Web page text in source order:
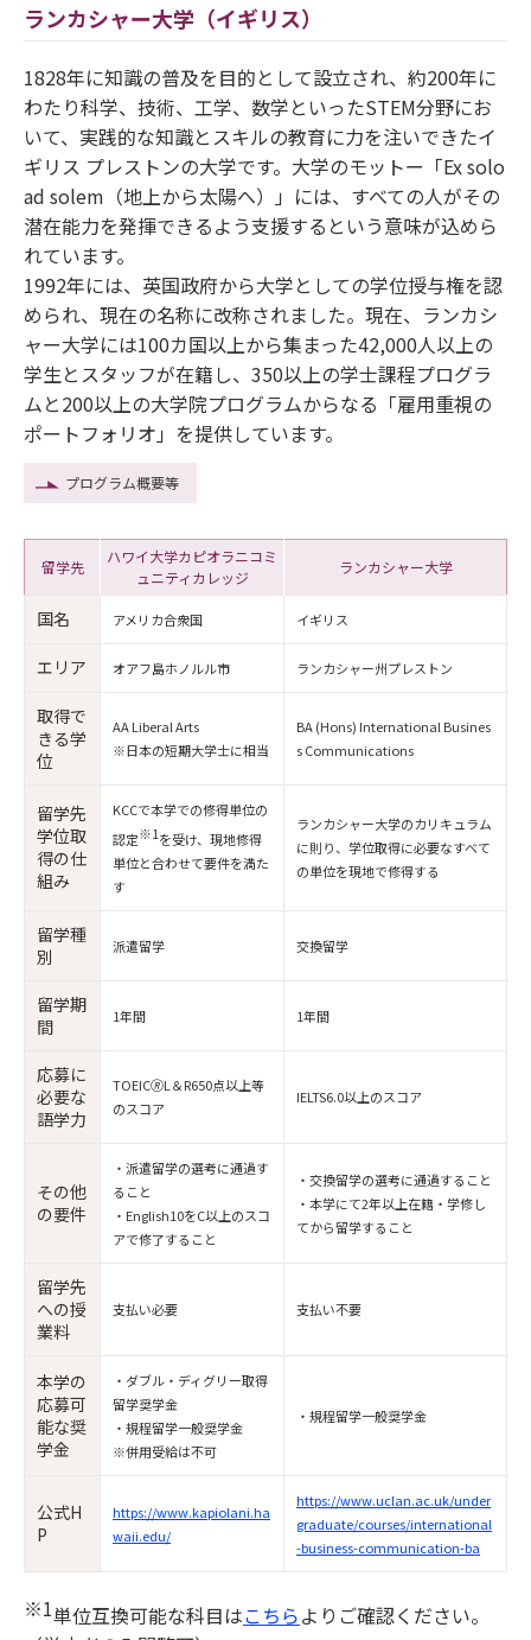
ランカシャー大学（イギリス）
1828年に知識の普及を目的として設立され、約200年に
わたり科学、技術、工学、数学といったSTEM分野にお
いて、実践的な知識とスキルの教育に力を注いできたイ
ギリス プレストンの大学です。大学のモットー「Ex solo
ad solem（地上から太陽へ）」には、すべての人がその
潜在能力を発揮できるよう支援するという意味が込めら
れています。
1992年には、英国政府から大学としての学位授与権を認
められ、現在の名称に改称されました。現在、ランカシ
ャー大学には100カ国以上から集まった42,000人以上の
学生とスタッフが在籍し、350以上の学士課程プログラ
ムと200以上の大学院プログラムからなる「雇用重視の
ポートフォリオ」を提供しています。
プログラム概要等
留学先
ハワイ大学カピオラニコミ
ュニティカレッジ
ランカシャー大学
国名 アメリカ合衆国 イギリス
エリア オアフ島ホノルル市 ランカシャー州プレストン
取得で
きる学
位
AA Liberal Arts
※日本の短期大学士に相当
BA (Hons) International Busines
s Communications
留学先
学位取
得の仕
組み
KCCで本学での修得単位の
認定※1を受け、現地修得
単位と合わせて要件を満た
す
ランカシャー大学のカリキュラム
に則り、学位取得に必要なすべて
の単位を現地で修得する
留学種
別
派遣留学 交換留学
留学期
間
1年間 1年間
応募に
必要な
語学力
TOEIC🄬L＆R650点以上等
のスコア
IELTS6.0以上のスコア
その他
の要件
・派遣留学の選考に通過す
ること
・English10をC以上のスコ
アで修了すること
・交換留学の選考に通過すること
・本学にて2年以上在籍・学修し
てから留学すること
留学先
への授
業料
支払い必要 支払い不要
本学の
応募可
能な奨
学金
・ダブル・ディグリー取得
留学奨学金
・規程留学一般奨学金
※併用受給は不可
・規程留学一般奨学金
公式H
P
https://www.kapiolani.ha
waii.edu/
https://www.uclan.ac.uk/under
graduate/courses/international
-business-communication-ba
※1単位互換可能な科目はこちらよりご確認ください。